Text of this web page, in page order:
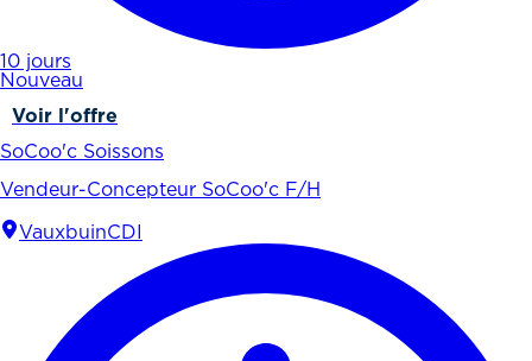
10 jours
Nouveau
Voir l'offre
SoCoo'c Soissons
Vendeur-Concepteur SoCoo'c F/H
VauxbuinCDI